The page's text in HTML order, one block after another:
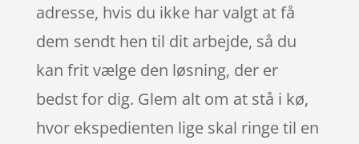
adresse, hvis du ikke har valgt at få
dem sendt hen til dit arbejde, så du
kan frit vælge den løsning, der er
bedst for dig. Glem alt om at stå i kø,
hvor ekspedienten lige skal ringe til en